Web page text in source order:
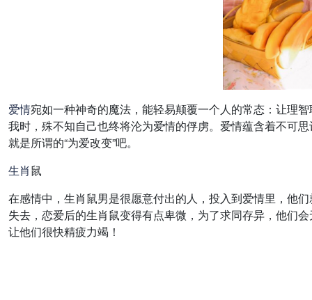
爱情宛如一种神奇的魔法，能轻易颠覆一个人的常态：让理
我时，殊不知自己也终将沦为爱情的俘虏。爱情蕴含着不可
就是所谓的“为爱改变”吧。
生肖鼠
在感情中，生肖鼠男是很愿意付出的人，投入到爱情里，他
失去，恋爱后的生肖鼠变得有点卑微，为了求同存异，他们
让他们很快精疲力竭！